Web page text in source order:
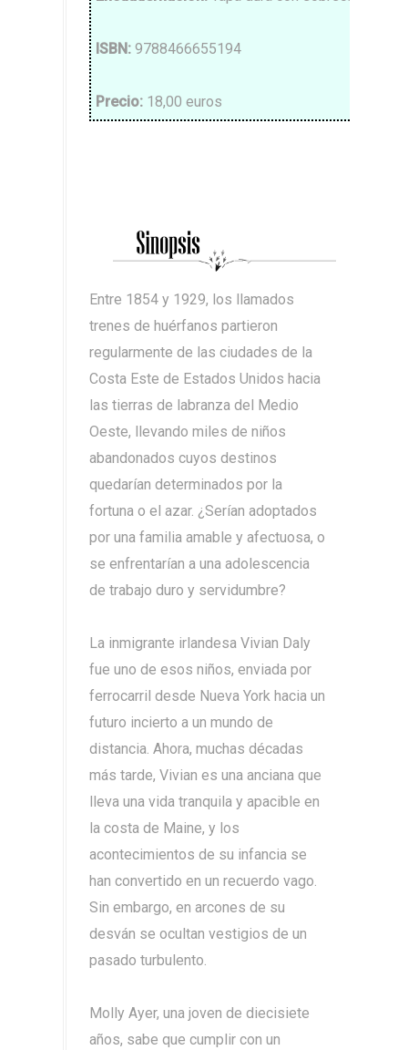
ISBN:9788466655194
Precio: 18,00 euros
Entre 1854 y 1929, los llamados
trenes de huérfanos partieron
regularmente de las ciudades de la
Costa Este de Estados Unidos hacia
las tierras de labranza del Medio
Oeste, llevando miles de niños
abandonados cuyos destinos
quedarían determinados por la
fortuna o el azar. ¿Serían adoptados
por una familia amable y afectuosa, o
se enfrentarían a una adolescencia
de trabajo duro y servidumbre?
La inmigrante irlandesa Vivian Daly
fue uno de esos niños, enviada por
ferrocarril desde Nueva York hacia un
futuro incierto a un mundo de
distancia. Ahora, muchas décadas
más tarde, Vivian es una anciana que
lleva una vida tranquila y apacible en
la costa de Maine, y los
acontecimientos de su infancia se
han convertido en un recuerdo vago.
Sin embargo, en arcones de su
desván se ocultan vestigios de un
pasado turbulento.
Molly Ayer, una joven de diecisiete
años, sabe que cumplir con un